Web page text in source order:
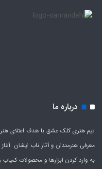
درباره ما
معرفی هنرمندان و آثار ناب ایشان آغاز
به وارد کردن ابزارها و محصولات